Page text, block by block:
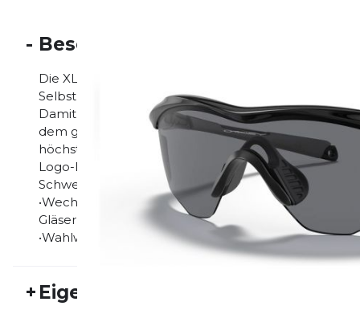
- Beschreibung
Die XL-Glasform bietet dank erweitertem,
Selbst bei leicht nach unten geneigtem Kopf bleibt
Damit ist die PRIZM™ Golf M2 Frame XL die
dem größeren Design eignet sie sich auch
höchste Aufmerksamkeit verlangen. •Rahmen aus
Logo-Details aus Metall •Unobtainium®-
Schweißbildung •Oakleys hochleistungsfähige
•Wechselglassystem für verbesserte Leistung in
Gläsern für verbesserte Farb-, Kontrast- und
•Wahlweise erhältlich mit polarisierten und
+ Eigenschaften